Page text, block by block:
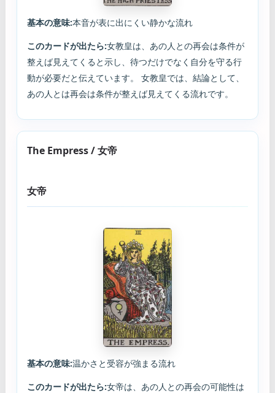
基本の意味:本音が表に出にくい静かな流れ
このカードが出たら:女教皇は、あの人との再会は条件が
整えば見えてくると示し、待つだけでなく自分を守る行
動が必要だと伝えています。 女教皇では、結論として、
あの人とは再会は条件が整えば見えてくる流れです。
The Empress / 女帝
女帝
基本の意味:温かさと受容が強まる流れ
このカードが出たら:女帝は、あの人との再会の可能性は